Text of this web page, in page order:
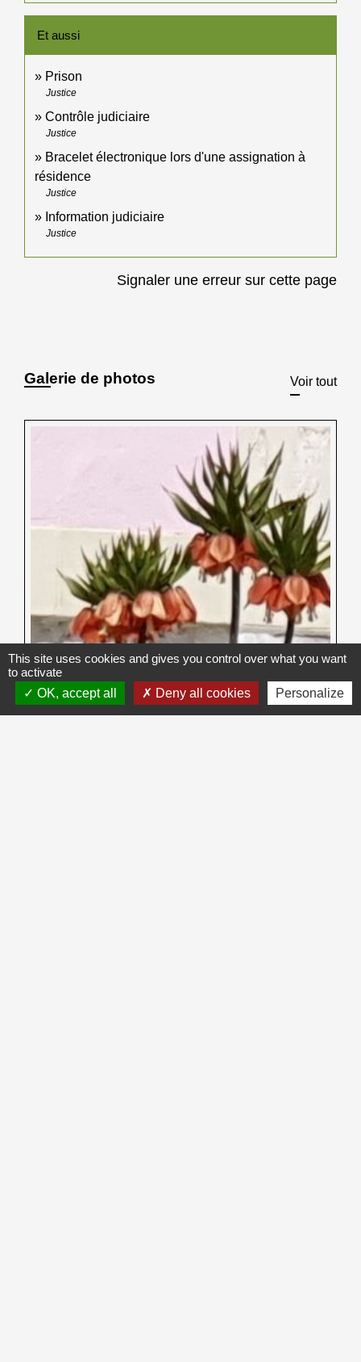
Et aussi
Prison
Justice
Contrôle judiciaire
Justice
Bracelet électronique lors d'une assignation à
résidence
Justice
Information judiciaire
Justice
Signaler une erreur sur cette page
Galerie de photos Voir tout
This site uses cookies and gives you control over what you want
to activate
OK, accept all
Deny all cookies Personalize